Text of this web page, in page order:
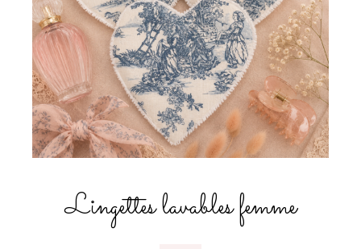
Lingettes lavables femme